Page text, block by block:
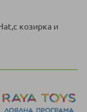
козирка и